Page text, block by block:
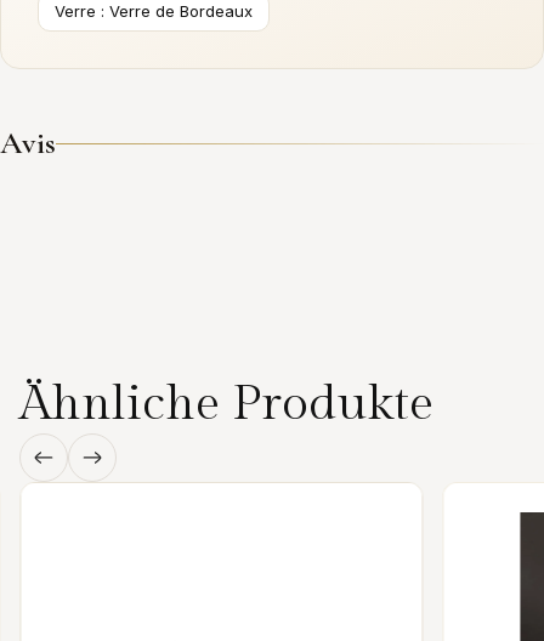
Verre : Verre de Bordeaux
Avis
Ähnliche Produkte